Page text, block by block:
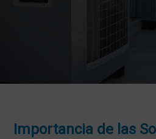
Importancia de las